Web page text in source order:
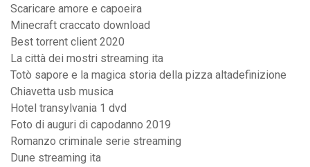
Scaricare amore e capoeira
Minecraft craccato download
Best torrent client 2020
La città dei mostri streaming ita
Totò sapore e la magica storia della pizza altadefinizione
Chiavetta usb musica
Hotel transylvania 1 dvd
Foto di auguri di capodanno 2019
Romanzo criminale serie streaming
Dune streaming ita